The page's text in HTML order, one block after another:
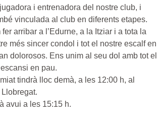
i entrenadora del nostre club, i
vinculada al club en diferents etapes.
arribar a l’Edurne, a la Itziar i a tota la
més sincer condol i tot el nostre escalf en
dolorosos. Ens unim al seu dol amb tot el
en pau.
tindrà lloc demà, a les 12:00 h, al
avui a les 15:15 h.